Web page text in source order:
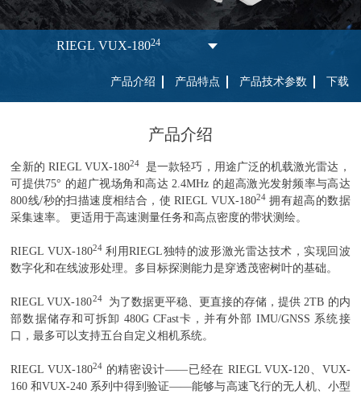
RIEGL VUX-18024
产品介绍 产品特点 产品技术参数 下载
产品介绍
全新的 RIEGL VUX-18024是一款轻巧，用途广泛的机载激光雷达，
可提供75° 的超广视场角和高达 2.4MHz 的超高激光发射频率与高达
800线/秒的扫描速度相结合，使 RIEGL VUX-18024拥有超高的数据
采集速率。 更适用于高速测量任务和高点密度的带状测绘。
RIEGL VUX-18024利用RIEGL独特的波形激光雷达技术，实现回波
数字化和在线波形处理。多目标探测能力是穿透茂密树叶的基础。
RIEGL VUX-18024为了数据更平稳、更直接的存储，提供 2TB 的内
部数据储存和可拆卸 480G CFast卡，并有外部 IMU/GNSS 系统接
口，最多可以支持五台自定义相机系统。
RIEGL VUX-18024 的精密设计——已经在 RIEGL VUX-120、VUX-
160 和VUX-240 系列中得到验证——能够与高速飞行的无人机、小型